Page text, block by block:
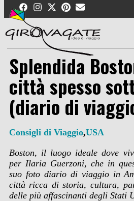
content
Splendida
città spesso
(diario di
Consigli di Viaggio,USA
Boston, il luogo ideale dove
per Ilaria Guerzoni, che in
suo foto diario di viaggio in
città ricca di storia, cultura,
delle più affascinanti degli Stati